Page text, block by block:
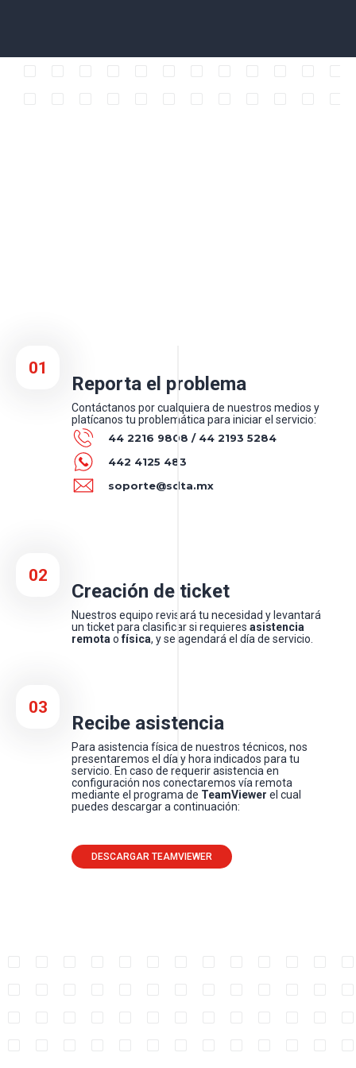
Reporta el problema
Contáctanos por cualquiera de nuestros medios y
platícanos tu problemática para iniciar el servicio:
44 2216 9808 / 44 2193 5284
442 4125 483
soporte@sdta.mx
01
02
Creación de ticket
Nuestros equipo revisará tu necesidad y levantará
un ticket para clasificar si requieres asistencia
remota ofísica, y se agendará el día de servicio.
Recibe asistencia
Para asistencia física de nuestros técnicos, nos
presentaremos el día y hora indicados para tu
servicio. En caso de requerir asistencia en
configuración nos conectaremos vía remota
mediante el programa de TeamViewer el cual
puedes descargar a continuación:
DESCARGAR TEAMVIEWER
03